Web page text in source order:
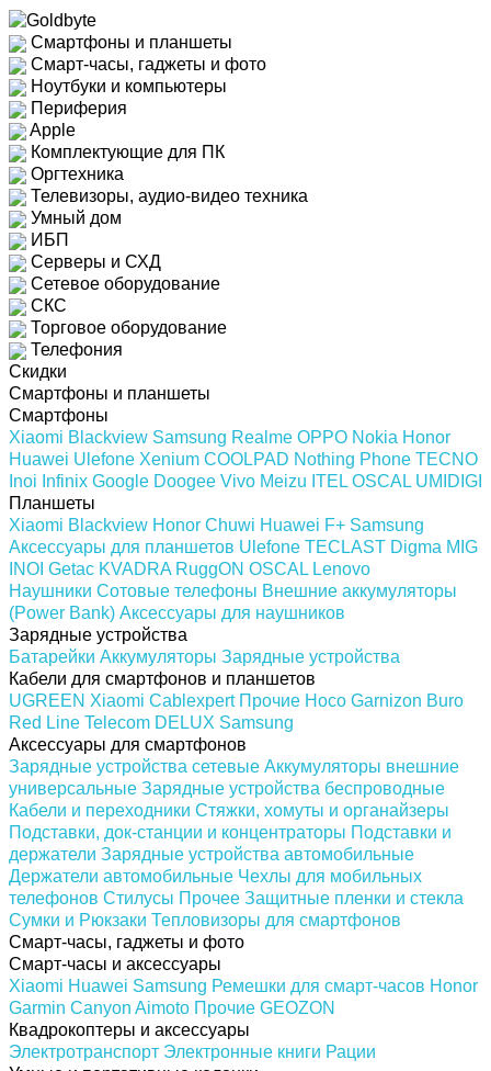
Смартфоны и планшеты
Смарт-часы, гаджеты и фото
Ноутбуки и компьютеры
Периферия
Apple
Комплектующие для ПК
Оргтехника
Телевизоры, аудио-видео техника
Умный дом
ИБП
Серверы и СХД
Сетевое оборудование
СКС
Торговое оборудование
Телефония
Скидки
Смартфоны и планшеты
Смартфоны
Xiaomi Blackview Samsung Realme OPPO Nokia Honor
Huawei Ulefone Xenium COOLPAD Nothing Phone TECNO
Inoi Infinix Google Doogee Vivo Meizu ITEL OSCAL UMIDIGI
Планшеты
Xiaomi Blackview Honor Chuwi Huawei F+ Samsung
Аксессуары для планшетов Ulefone TECLAST Digma MIG
INOI Getac KVADRA RuggON OSCAL Lenovo
Наушники Сотовые телефоны Внешние аккумуляторы
(Power Bank) Аксессуары для наушников
Зарядные устройства
Батарейки Аккумуляторы Зарядные устройства
Кабели для смартфонов и планшетов
UGREEN Xiaomi Cablexpert Прочие Hoco Garnizon Buro
Red Line Telecom DELUX Samsung
Аксессуары для смартфонов
Зарядные устройства сетевые Аккумуляторы внешние
универсальные Зарядные устройства беспроводные
Кабели и переходники Стяжки, хомуты и органайзеры
Подставки, док-станции и концентраторы Подставки и
держатели Зарядные устройства автомобильные
Держатели автомобильные Чехлы для мобильных
телефонов Стилусы Прочее Защитные пленки и стекла
Сумки и Рюкзаки Тепловизоры для смартфонов
Смарт-часы, гаджеты и фото
Смарт-часы и аксессуары
Xiaomi Huawei Samsung Ремешки для смарт-часов Honor
Garmin Canyon Aimoto Прочие GEOZON
Квадрокоптеры и аксессуары
Электротранспорт Электронные книги Рации